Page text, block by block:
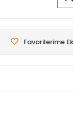
Favorilerime